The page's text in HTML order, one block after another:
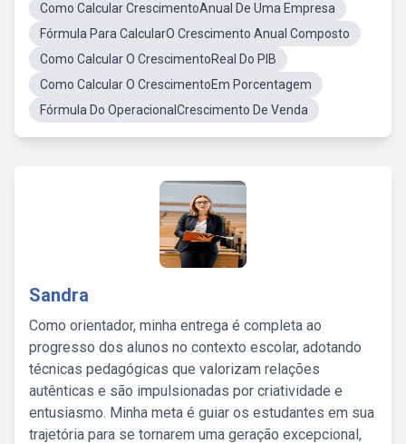
Como Calcular CrescimentoAnual De Uma Empresa
Fórmula Para CalcularO Crescimento Anual Composto
Como Calcular O CrescimentoReal Do PIB
Como Calcular O CrescimentoEm Porcentagem
Fórmula Do OperacionalCrescimento De Venda
Sandra
Como orientador, minha entrega é completa ao
progresso dos alunos no contexto escolar, adotando
técnicas pedagógicas que valorizam relações
autênticas e são impulsionadas por criatividade e
entusiasmo. Minha meta é guiar os estudantes em sua
trajetória para se tornarem uma geração excepcional,